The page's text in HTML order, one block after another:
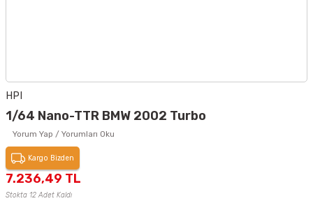
HPI
1/64 Nano-TTR BMW 2002 Turbo
Yorum Yap / Yorumları Oku
Kargo Bizden
7.236,49 TL
Stokta 12 Adet Kaldı